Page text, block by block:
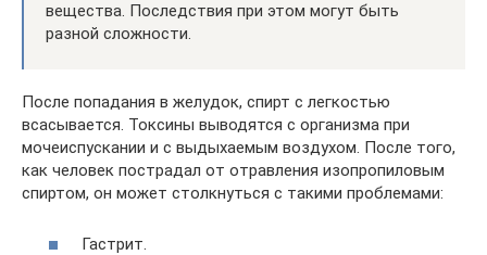
вещества. Последствия при этом могут быть
разной сложности.
После попадания в желудок, спирт с легкостью
всасывается. Токсины выводятся с организма при
мочеиспускании и с выдыхаемым воздухом. После того,
как человек пострадал от отравления изопропиловым
спиртом, он может столкнуться с такими проблемами:
Гастрит.